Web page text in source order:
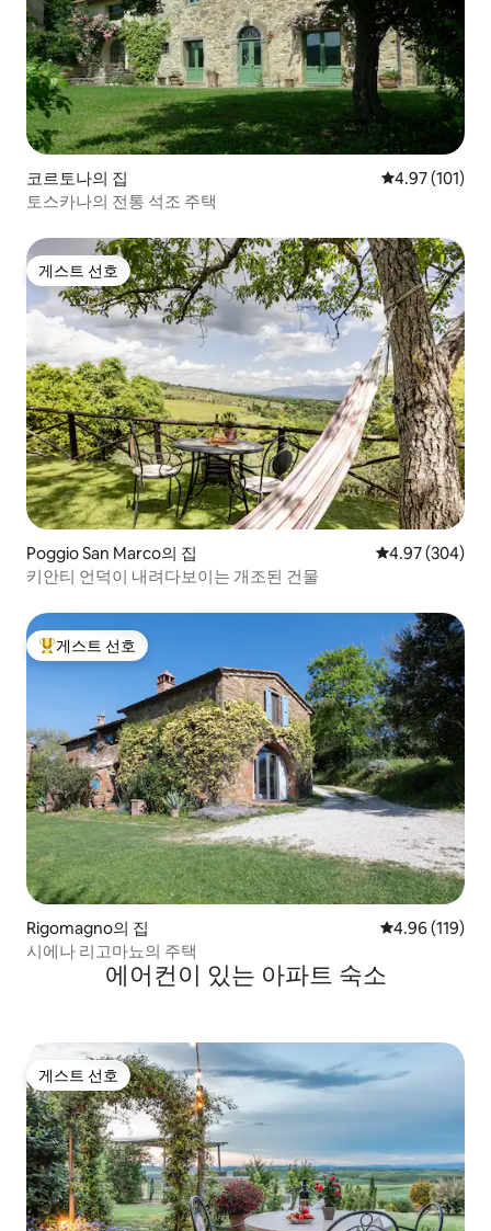
코르토나의 집 평점 4.97점(5
4.97 (101)
토스카나의 전통 석조 주택
게스트 선호
게스트 선호
Poggio San Marco의 집 평점 4.97점(5
4.97 (304)
키안티 언덕이 내려다보이는 개조된 건물
상위 게스트 선호
게스트 선호
Rigomagno의 집 평점 4.96점(5
4.96 (119)
시에나 리고마뇨의 주택
에어컨이 있는 아파트 숙소
게스트 선호
게스트 선호